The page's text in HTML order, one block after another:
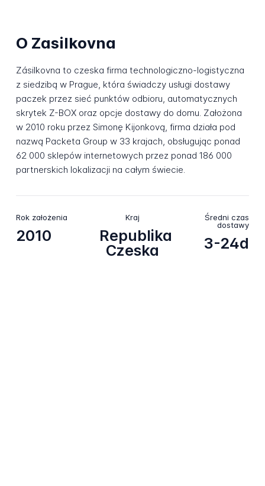
O Zasilkovna
Zásilkovna to czeska firma technologiczno-logistyczna
z siedzibą w Prague, która świadczy usługi dostawy
paczek przez sieć punktów odbioru, automatycznych
skrytek Z-BOX oraz opcje dostawy do domu. Założona
w 2010 roku przez Simonę Kijonkovą, firma działa pod
nazwą Packeta Group w 33 krajach, obsługując ponad
62 000 sklepów internetowych przez ponad 186 000
partnerskich lokalizacji na całym świecie.
Rok założenia
2010
Kraj
Republika
Czeska
Średni czas
dostawy
3-24d